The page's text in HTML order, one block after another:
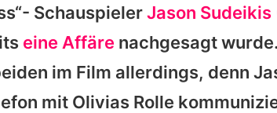
SchauspielerJason Sudeikis
eine Affäre nachgesagt
im Film allerdings, denn
mit Olivias Rolle